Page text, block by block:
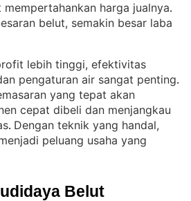
harga jualnya
belut, semakin besar laba
lebih tinggi, efektivitas
pengaturan air sangat penting
yang tepat akan
cepat dibeli dan menjangkau
. Dengan teknik yang handal,
peluang usaha yang
Belut